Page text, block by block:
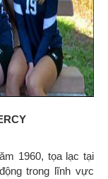
1960, tọa lạc tại
trong lĩnh vực